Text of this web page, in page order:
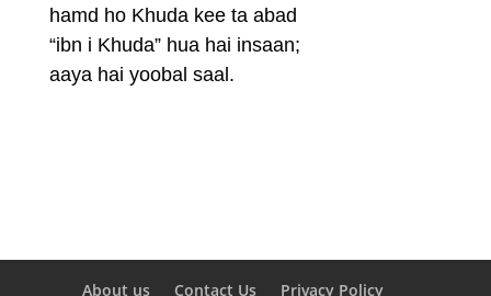
hamd ho Khuda kee ta abad
“ibn i Khuda” hua hai insaan;
aaya hai yoobal saal.
About us Contact Us Privacy Policy